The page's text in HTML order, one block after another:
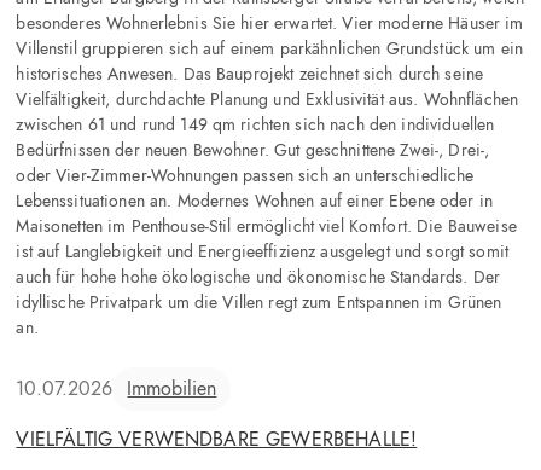
besonderes Wohnerlebnis Sie hier erwartet. Vier moderne Häuser im
Villenstil gruppieren sich auf einem parkähnlichen Grundstück um ein
historisches Anwesen. Das Bauprojekt zeichnet sich durch seine
Vielfältigkeit, durchdachte Planung und Exklusivität aus. Wohnflächen
zwischen 61 und rund 149 qm richten sich nach den individuellen
Bedürfnissen der neuen Bewohner. Gut geschnittene Zwei-, Drei-,
oder Vier-Zimmer-Wohnungen passen sich an unterschiedliche
Lebenssituationen an. Modernes Wohnen auf einer Ebene oder in
Maisonetten im Penthouse-Stil ermöglicht viel Komfort. Die Bauweise
ist auf Langlebigkeit und Energieeffizienz ausgelegt und sorgt somit
auch für hohe hohe ökologische und ökonomische Standards. Der
idyllische Privatpark um die Villen regt zum Entspannen im Grünen
an.
10.07.2026 Immobilien
VIELFÄLTIG VERWENDBARE GEWERBEHALLE!